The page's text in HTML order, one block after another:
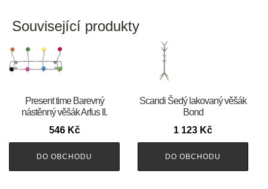
Související produkty
Present time Barevný
nástěnný věšák Arfus II.
546 Kč
DO OBCHODU
Scandi Šedý lakovaný věšák
Bond
1 123 Kč
DO OBCHODU